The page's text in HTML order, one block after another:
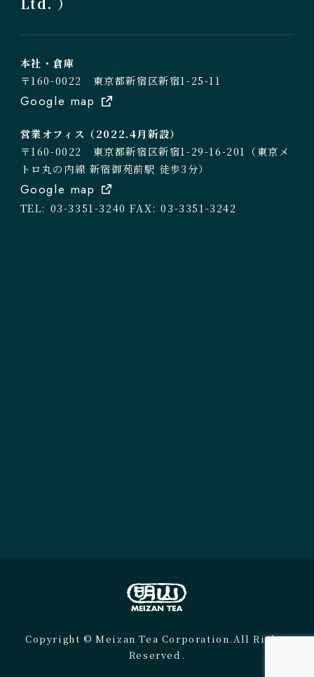
本社・倉庫
〒160-0022 東京都新宿区新宿1-25-11
Google map
営業オフィス（2022.4月新設）
〒160-0022 東京都新宿区新宿1-29-16-201（東京メ
トロ丸の内線 新宿御苑前駅 徒歩3分）
Google map
TEL: 03-3351-3240 FAX: 03-3351-3242
Copyright © Meizan Tea Corporation.All Rights
Reserved.